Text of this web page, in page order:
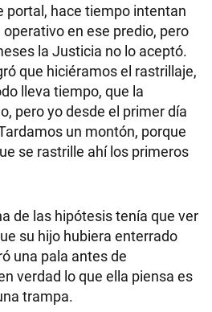
portal, hace tiempo intentan
en ese predio, pero
la Justicia no lo aceptó.
que hiciéramos el rastrillaje,
lleva tiempo, que la
pero yo desde el primer día
un montón, porque
se rastrille ahí los primeros
de las hipótesis tenía que ver
su hijo hubiera enterrado
una pala antes de
verdad lo que ella piensa es
trampa.